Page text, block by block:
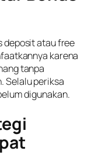
deposit atau free
karena
tanpa
Selalu periksa
digunakan.